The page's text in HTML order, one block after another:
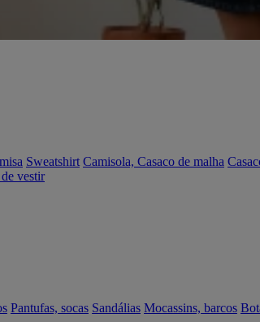
Sweatshirt Camisola, Casaco de malha
vestir
Pantufas, socas Sandálias Mocassins, barcos